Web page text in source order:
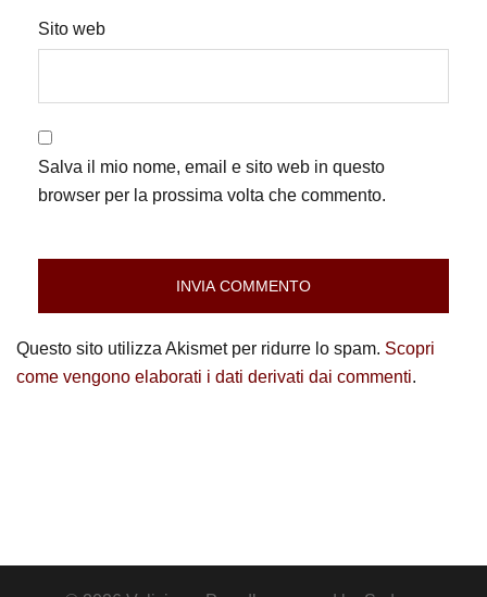
Sito web
Salva il mio nome, email e sito web in questo
browser per la prossima volta che commento.
Questo sito utilizza Akismet per ridurre lo spam. Scopri
come vengono elaborati i dati derivati dai commenti.